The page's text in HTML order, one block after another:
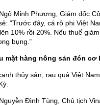
Minh Phương, Giám đốc
“Trước đây, cá rô phi Việt
10% rồi 20%. Nếu thuế
bụng.”
mặt hàng nông sản đón cơ
thủy sản, rau quả Việt
Đình Tùng, Chủ tịch